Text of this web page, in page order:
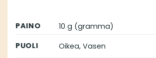
PAINO
10 g (gramma)
PUOLI
Oikea, Vasen